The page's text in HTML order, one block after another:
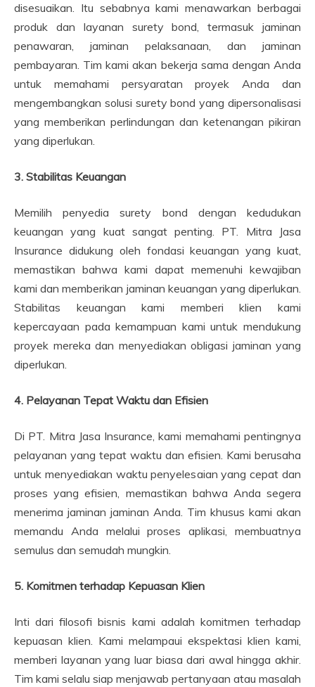
disesuaikan. Itu sebabnya kami menawarkan berbagai
produk dan layanan surety bond, termasuk jaminan
penawaran, jaminan pelaksanaan, dan jaminan
pembayaran. Tim kami akan bekerja sama dengan Anda
untuk memahami persyaratan proyek Anda dan
mengembangkan solusi surety bond yang dipersonalisasi
yang memberikan perlindungan dan ketenangan pikiran
yang diperlukan.
3. Stabilitas Keuangan
Memilih penyedia surety bond dengan kedudukan
keuangan yang kuat sangat penting. PT. Mitra Jasa
Insurance didukung oleh fondasi keuangan yang kuat,
memastikan bahwa kami dapat memenuhi kewajiban
kami dan memberikan jaminan keuangan yang diperlukan.
Stabilitas keuangan kami memberi klien kami
kepercayaan pada kemampuan kami untuk mendukung
proyek mereka dan menyediakan obligasi jaminan yang
diperlukan.
4. Pelayanan Tepat Waktu dan Efisien
Di PT. Mitra Jasa Insurance, kami memahami pentingnya
pelayanan yang tepat waktu dan efisien. Kami berusaha
untuk menyediakan waktu penyelesaian yang cepat dan
proses yang efisien, memastikan bahwa Anda segera
menerima jaminan jaminan Anda. Tim khusus kami akan
memandu Anda melalui proses aplikasi, membuatnya
semulus dan semudah mungkin.
5. Komitmen terhadap Kepuasan Klien
Inti dari filosofi bisnis kami adalah komitmen terhadap
kepuasan klien. Kami melampaui ekspektasi klien kami,
memberi layanan yang luar biasa dari awal hingga akhir.
Tim kami selalu siap menjawab pertanyaan atau masalah